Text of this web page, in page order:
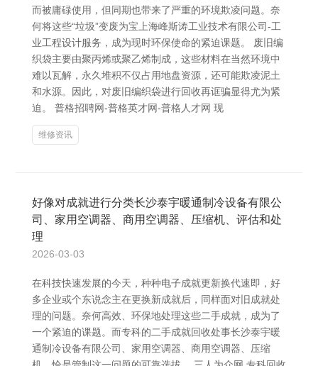
而被庸碌使用，但同期也带来了严重的环境欺凌问题。奈
何将这些“垃圾”变废为宝上海峰斯涛工业技术有限公司-工
业工程设计服务，成为现时环保使命的紧迫课题。 废旧编
织袋主要由聚丙烯或聚乙烯制成，这些材料在当然环境中
难以瓦解，永久堆积不仅占用地盘资源，还可能欺凌泥土
和水源。因此，对废旧编织袋进行回收再诓骗显得尤为紧
迫。 普格招聘网-普格英才网-普格人才网 现
维修资讯
好像对成就进行分类长沙泰宇暖通制冷设备有限公
司、家用空调器、商用空调器、压缩机、评估和处
理
2026-03-03
在科技快速发展的今天，种种电子成就更新换代速即，好
多企业或个东说念主在更换新成就后，同样面对旧成就处
理的问题。奈何高效、环保地处理这些二手成就，成为了
一个紧迫的课题。而专科的二手成就回收处事长沙泰宇暖
通制冷设备有限公司、家用空调器、商用空调器、压缩